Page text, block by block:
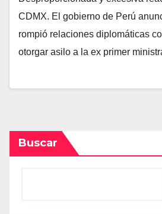
CDMX. El gobierno de Perú
rompió relaciones diplomáticas
otorgar asilo a la ex primer
Buscar